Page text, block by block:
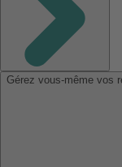
Gérez vous-même vos